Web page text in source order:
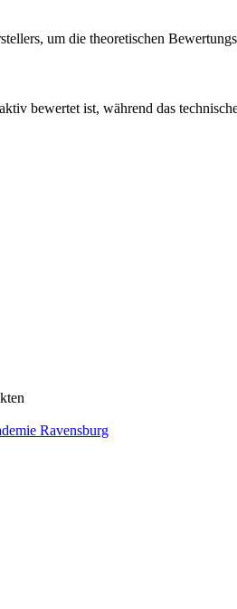
um die theoretischen
bewertet ist, während das
Ravensburg